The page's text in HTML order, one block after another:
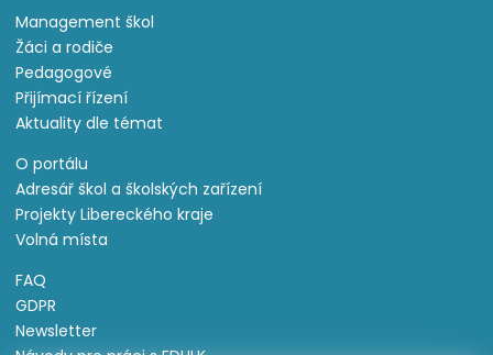
Management škol
Žáci a rodiče
Pedagogové
Přijímací řízení
Aktuality dle témat
O portálu
Adresář škol a školských zařízení
Projekty Libereckého kraje
Volná místa
FAQ
GDPR
Newsletter